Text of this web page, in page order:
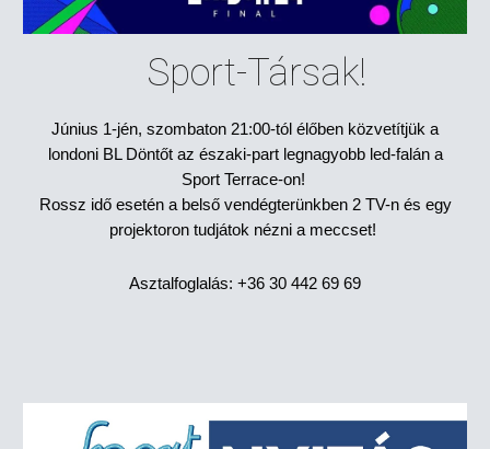
Sport-Társak!
Június 1-jén, szombaton 21:00-tól élőben közvetítjük a
londoni BL Döntőt az északi-part legnagyobb led-falán a
Sport Terrace-on!
Rossz idő esetén a belső vendégterünkben 2 TV-n és egy
projektoron tudjátok nézni a meccset!
Asztalfoglalás: +36 30 442 69 69